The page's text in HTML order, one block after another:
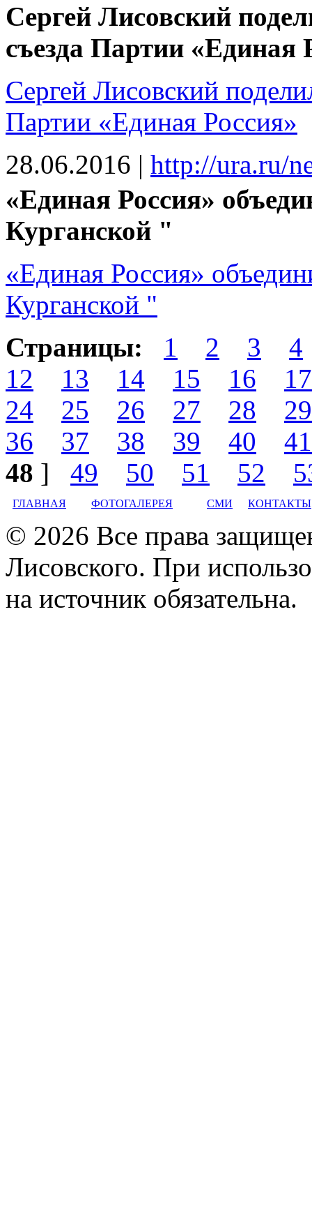
Сергей Лисовский
съезда Партии «Единая
Сергей Лисовский
Партии «Единая Россия»
28.06.2016 | http://ura.ru/
«Единая Россия»
Курганской "
«Единая Россия»
Курганской "
Страницы:
1 2 3
4
12
13 14 15 16
17
24
25 26 27 28
29
36
37 38 39 40
41
48 ] 49 50 51 52
ГЛАВНАЯ ФОТОГАЛЕРЕЯ СМИ КОНТАКТЫ
© 2026 Все права
Лисовского. При
на источник обязательна.